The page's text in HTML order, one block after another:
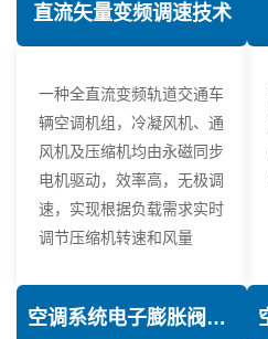
直流矢量变频调速技术
一种全直流变频轨道交通车
辆空调机组，冷凝风机、通
风机及压缩机均由永磁同步
电机驱动，效率高，无极调
速，实现根据负载需求实时
调节压缩机转速和风量
空调系统电子膨胀阀热力学优化技术